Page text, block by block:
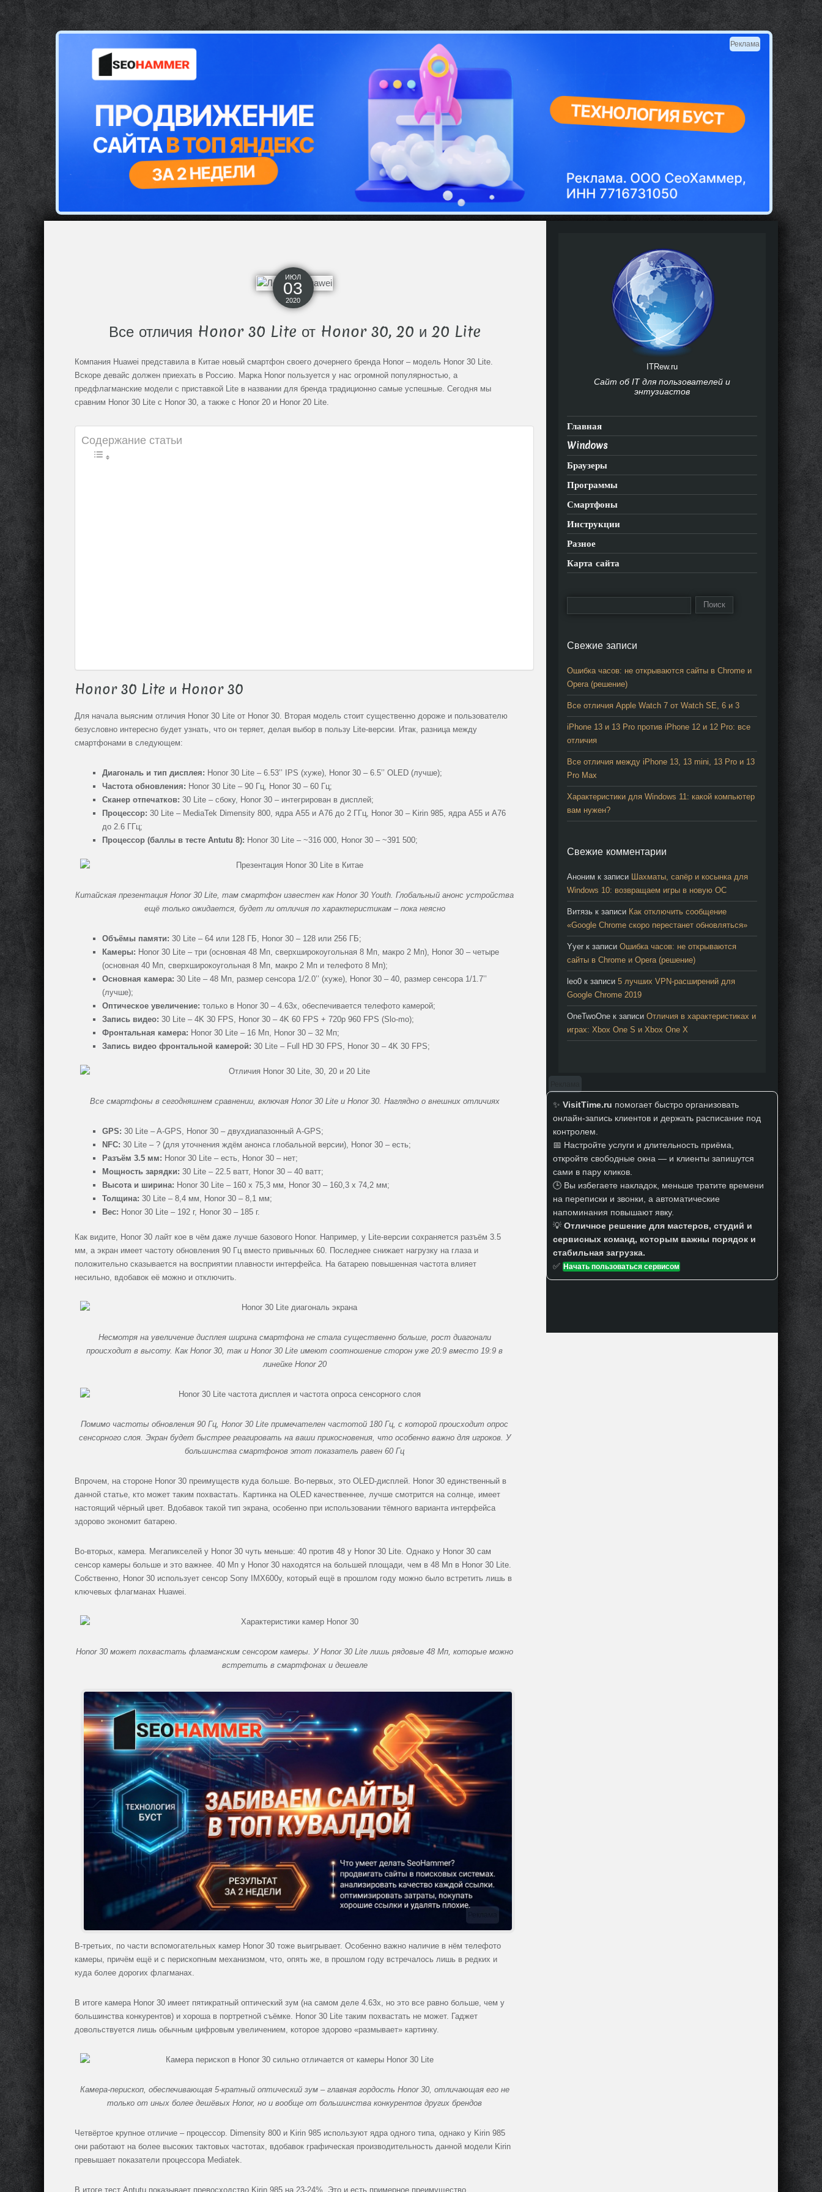
Реклама
ИЮЛ
03
2020
Все отличия Honor 30 Lite от Honor 30, 20 и 20 Lite
Компания Huawei представила в Китае новый смартфон своего дочернего бренда Honor – модель Honor 30 Lite.
Вскоре девайс должен приехать в Россию. Марка Honor пользуется у нас огромной популярностью, а
предфлагманские модели с приставкой Lite в названии для бренда традиционно самые успешные. Сегодня мы
сравним Honor 30 Lite с Honor 30, а также с Honor 20 и Honor 20 Lite.
Содержание статьи
Honor 30 Lite и Honor 30
Для начала выясним отличия Honor 30 Lite от Honor 30. Вторая модель стоит существенно дороже и пользователю
безусловно интересно будет узнать, что он теряет, делая выбор в пользу Lite-версии. Итак, разница между
смартфонами в следующем:
Диагональ и тип дисплея: Honor 30 Lite – 6.53’’ IPS (хуже), Honor 30 – 6.5’’ OLED (лучше);
Частота обновления: Honor 30 Lite – 90 Гц, Honor 30 – 60 Гц;
Сканер отпечатков: 30 Lite – сбоку, Honor 30 – интегрирован в дисплей;
Процессор: 30 Lite – MediaTek Dimensity 800, ядра A55 и A76 до 2 ГГц, Honor 30 – Kirin 985, ядра A55 и A76
до 2.6 ГГц;
Процессор (баллы в тесте Antutu 8): Honor 30 Lite – ~316 000, Honor 30 – ~391 500;
Китайская презентация Honor 30 Lite, там смартфон известен как Honor 30 Youth. Глобальный анонс устройства
ещё только ожидается, будет ли отличия по характеристикам – пока неясно
Объёмы памяти: 30 Lite – 64 или 128 ГБ, Honor 30 – 128 или 256 ГБ;
Камеры: Honor 30 Lite – три (основная 48 Мп, сверхширокоугольная 8 Мп, макро 2 Мп), Honor 30 – четыре
(основная 40 Мп, сверхширокоугольная 8 Мп, макро 2 Мп и телефото 8 Мп);
Основная камера: 30 Lite – 48 Мп, размер сенсора 1/2.0’’ (хуже), Honor 30 – 40, размер сенсора 1/1.7’’
(лучше);
Оптическое увеличение: только в Honor 30 – 4.63x, обеспечивается телефото камерой;
Запись видео: 30 Lite – 4K 30 FPS, Honor 30 – 4K 60 FPS + 720p 960 FPS (Slo-mo);
Фронтальная камера: Honor 30 Lite – 16 Мп, Honor 30 – 32 Мп;
Запись видео фронтальной камерой: 30 Lite – Full HD 30 FPS, Honor 30 – 4K 30 FPS;
Все смартфоны в сегодняшнем сравнении, включая Honor 30 Lite и Honor 30. Наглядно о внешних отличиях
GPS: 30 Lite – A-GPS, Honor 30 – двухдиапазонный A-GPS;
NFC: 30 Lite – ? (для уточнения ждём анонса глобальной версии), Honor 30 – есть;
Разъём 3.5 мм: Honor 30 Lite – есть, Honor 30 – нет;
Мощность зарядки: 30 Lite – 22.5 ватт, Honor 30 – 40 ватт;
Высота и ширина: Honor 30 Lite – 160 x 75,3 мм, Honor 30 – 160,3 x 74,2 мм;
Толщина: 30 Lite – 8,4 мм, Honor 30 – 8,1 мм;
Вес: Honor 30 Lite – 192 г, Honor 30 – 185 г.
Как видите, Honor 30 лайт кое в чём даже лучше базового Honor. Например, у Lite-версии сохраняется разъём 3.5
мм, а экран имеет частоту обновления 90 Гц вместо привычных 60. Последнее снижает нагрузку на глаза и
положительно сказывается на восприятии плавности интерфейса. На батарею повышенная частота влияет
несильно, вдобавок её можно и отключить.
Несмотря на увеличение дисплея ширина смартфона не стала существенно больше, рост диагонали
происходит в высоту. Как Honor 30, так и Honor 30 Lite имеют соотношение сторон уже 20:9 вместо 19:9 в
линейке Honor 20
Помимо частоты обновления 90 Гц, Honor 30 Lite примечателен частотой 180 Гц, с которой происходит опрос
сенсорного слоя. Экран будет быстрее реагировать на ваши прикосновения, что особенно важно для игроков. У
большинства смартфонов этот показатель равен 60 Гц
Впрочем, на стороне Honor 30 преимуществ куда больше. Во-первых, это OLED-дисплей. Honor 30 единственный в
данной статье, кто может таким похвастать. Картинка на OLED качественнее, лучше смотрится на солнце, имеет
настоящий чёрный цвет. Вдобавок такой тип экрана, особенно при использовании тёмного варианта интерфейса
здорово экономит батарею.
Во-вторых, камера. Мегапикселей у Honor 30 чуть меньше: 40 против 48 у Honor 30 Lite. Однако у Honor 30 сам
сенсор камеры больше и это важнее. 40 Мп у Honor 30 находятся на большей площади, чем в 48 Мп в Honor 30 Lite.
Собственно, Honor 30 использует сенсор Sony IMX600у, который ещё в прошлом году можно было встретить лишь в
ключевых флагманах Huawei.
Honor 30 может похвастать флагманским сенсором камеры. У Honor 30 Lite лишь рядовые 48 Мп, которые можно
встретить в смартфонах и дешевле
В-третьих, по части вспомогательных камер Honor 30 тоже выигрывает. Особенно важно наличие в нём телефото
камеры, причём ещё и с перископным механизмом, что, опять же, в прошлом году встречалось лишь в редких и
куда более дорогих флагманах.
В итоге камера Honor 30 имеет пятикратный оптический зум (на самом деле 4.63x, но это все равно больше, чем у
большинства конкурентов) и хороша в портретной съёмке. Honor 30 Lite таким похвастать не может. Гаджет
довольствуется лишь обычным цифровым увеличением, которое здорово «размывает» картинку.
Камера-перископ, обеспечивающая 5-кратный оптический зум – главная гордость Honor 30, отличающая его не
только от иных более дешёвых Honor, но и вообще от большинства конкурентов других брендов
Четвёртое крупное отличие – процессор. Dimensity 800 и Kirin 985 используют ядра одного типа, однако у Kirin 985
они работают на более высоких тактовых частотах, вдобавок графическая производительность данной модели Kirin
превышает показатели процессора Mediatek.
В итоге тест Antutu показывает превосходство Kirin 985 на 23-24%. Это и есть примерное преимущество
ITRew.ru
Сайт об IT для пользователей и
энтузиастов
Главная
Windows
Браузеры
Программы
Смартфоны
Инструкции
Разное
Карта сайта
Свежие записи
Ошибка часов: не открываются сайты в Chrome и
Opera (решение)
Все отличия Apple Watch 7 от Watch SE, 6 и 3
iPhone 13 и 13 Pro против iPhone 12 и 12 Pro: все
отличия
Все отличия между iPhone 13, 13 mini, 13 Pro и 13
Pro Max
Характеристики для Windows 11: какой компьютер
вам нужен?
Свежие комментарии
Аноним к записи Шахматы, сапёр и косынка для
Windows 10: возвращаем игры в новую ОС
Витязьк записи Как отключить сообщение
«Google Chrome скоро перестанет обновляться»
Yyerк записи Ошибка часов: не открываются
сайты в Chrome и Opera (решение)
leo0к записи 5 лучших VPN-расширений для
Google Chrome 2019
OneTwoOneк записи Отличия в характеристиках и
играх: Xbox One S и Xbox One X
✨ VisitTime.ru помогает быстро организовать
онлайн-запись клиентов и держать расписание под
контролем.
📅 Настройте услуги и длительность приёма,
откройте свободные окна — и клиенты запишутся
сами в пару кликов.
🕒 Вы избегаете накладок, меньше тратите времени
на переписки и звонки, а автоматические
напоминания повышают явку.
💡 Отличное решение для мастеров, студий и
сервисных команд, которым важны порядок и
стабильная загрузка.
✅ Начать пользоваться сервисом